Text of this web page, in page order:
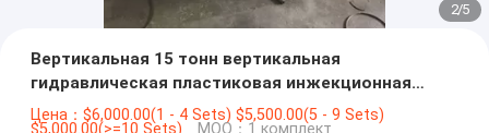
2/5
Вертикальная 15 тонн вертикальная
гидравлическая пластиковая инжекционная
литейная машина для USB
Цена：$6,000.00(1 - 4 Sets) $5,500.00(5 - 9 Sets)
$5,000.00(>=10 Sets) MOQ：1 комплект